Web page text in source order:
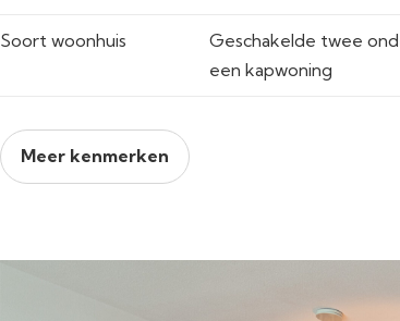
Soort woonhuis
Geschakelde twee
een kapwoning
Meer kenmerken